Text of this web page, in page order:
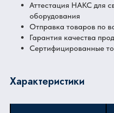
Аттестация НАКС для
оборудования
Отправка товаров по
Гарантия качества
Сертифицированные
Характеристики